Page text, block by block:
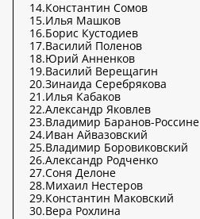
14.Константин Сомов
15.Илья Машков
16.Борис Кустодиев
17.Василий Поленов
18.Юрий Анненков
19.Василий Верещагин
20.Зинаида Серебрякова
21.Илья Кабаков
22.Александр Яковлев
23.Владимир Баранов-Россине
24.Иван Айвазовский
25.Владимир Боровиковский
26.Александр Родченко
27.Соня Делоне
28.Михаил Нестеров
29.Константин Маковский
30.Вера Рохлина